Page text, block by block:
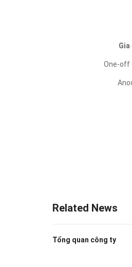
One-off
Related News
Tổng quan công ty